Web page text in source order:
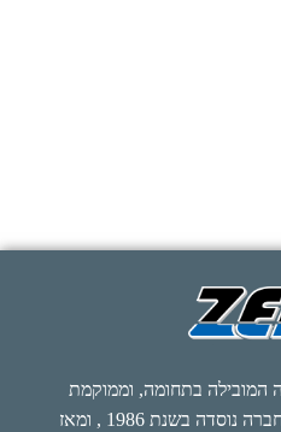
המובילה בתחומה, וממוקמת
באיזור התעשיה ראשון לציון. החברה נוסדה בשנת 1986 , ומאז